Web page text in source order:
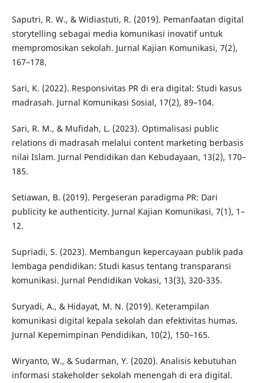
Saputri, R. W., & Widiastuti, R. (2019). Pemanfaatan digital
storytelling sebagai media komunikasi inovatif untuk
mempromosikan sekolah. Jurnal Kajian Komunikasi, 7(2),
167–178.
Sari, K. (2022). Responsivitas PR di era digital: Studi kasus
madrasah. Jurnal Komunikasi Sosial, 17(2), 89–104.
Sari, R. M., & Mufidah, L. (2023). Optimalisasi public
relations di madrasah melalui content marketing berbasis
nilai Islam. Jurnal Pendidikan dan Kebudayaan, 13(2), 170–
185.
Setiawan, B. (2019). Pergeseran paradigma PR: Dari
publicity ke authenticity. Jurnal Kajian Komunikasi, 7(1), 1–
12.
Supriadi, S. (2023). Membangun kepercayaan publik pada
lembaga pendidikan: Studi kasus tentang transparansi
komunikasi. Jurnal Pendidikan Vokasi, 13(3), 320-335.
Suryadi, A., & Hidayat, M. N. (2019). Keterampilan
komunikasi digital kepala sekolah dan efektivitas humas.
Jurnal Kepemimpinan Pendidikan, 10(2), 150–165.
Wiryanto, W., & Sudarman, Y. (2020). Analisis kebutuhan
informasi stakeholder sekolah menengah di era digital.